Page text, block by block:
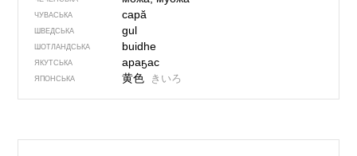
ЧУВАСЬКА сарӑ
ШВЕДСЬКА gul
ШОТЛАНДСЬКА buidhe
ЯКУТСЬКА араҕас
ЯПОНСЬКА 黄色 きいろ